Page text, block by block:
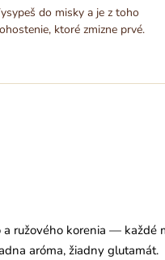
do misky a je z toho
ktoré zmizne prvé.
a ružového korenia — každé
aróma, žiadny glutamát.